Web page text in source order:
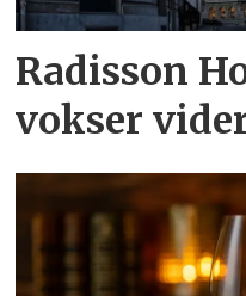
Radisson
vokser